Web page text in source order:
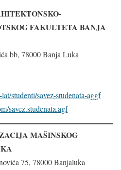
FAKULTETA BANJA
bb, 78000 Banja Luka
studenti/savez-studenata-aggf
savez.studenata.agf
MAŠINSKOG
75, 78000 Banjaluka